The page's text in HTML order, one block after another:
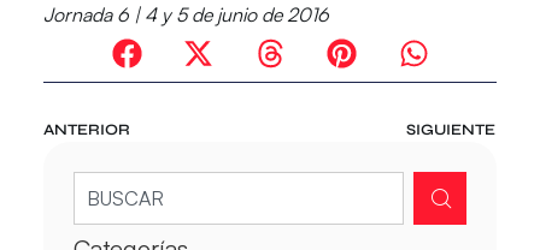
Jornada 6 | 4 y 5 de junio de 2016
ANTERIOR SIGUIENTE